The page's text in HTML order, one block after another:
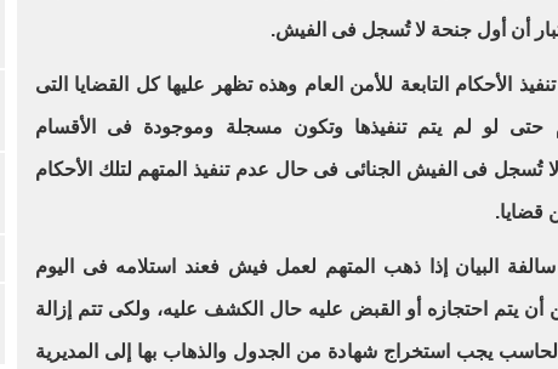
أن أول جنحة لا تُسجل فى الفيش.
الأحكام التابعة للأمن العام وهذه تظهر عليها كل القضايا التى
حتى لو لم يتم تنفيذها وتكون مسجلة وموجودة فى الأقسام
لا تُسجل فى الفيش الجنائى فى حال عدم تنفيذ المتهم لتلك الأحكام
قضايا.
البيان إذا ذهب المتهم لعمل فيش فعند استلامه فى اليوم
أن يتم احتجازه أو القبض عليه حال الكشف عليه، ولكى تتم إزالة
يجب استخراج شهادة من الجدول والذهاب بها إلى المديرية